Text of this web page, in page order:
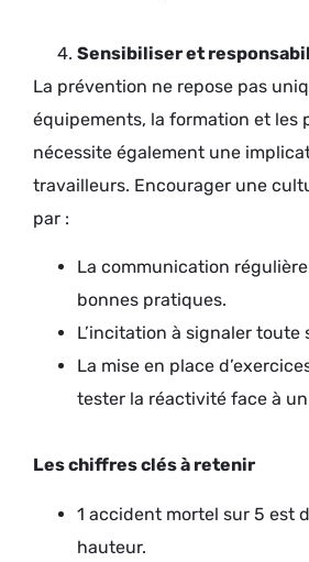
Sensibiliser et
La prévention ne repose pas
équipements, la formation et les
nécessite également une
travailleurs. Encourager une
par :
La communication
bonnes pratiques.
L’incitation à signaler
La mise en place
tester la réactivité face à
Les chiffres clés à retenir
1 accident mortel sur 5 est
hauteur.